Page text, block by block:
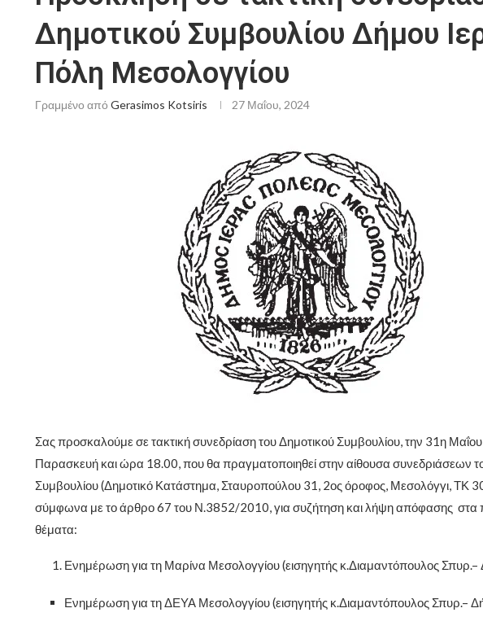
Δημοτικού Συμβουλίου Δήμου
Πόλη Μεσολογγίου
Γραμμένο από Gerasimos Kotsiris 27 Μαΐου, 2024
Σας προσκαλούμε σε τακτική συνεδρίαση του Δημοτικού Συμβουλίου, την 31η
Παρασκευή και ώρα 18.00, που θα πραγματοποιηθεί στην αίθουσα συνεδριάσεων
Συμβουλίου (Δημοτικό Κατάστημα, Σταυροπούλου 31, 2ος όροφος, Μεσολόγγι, ΤΚ
σύμφωνα με το άρθρο 67 του Ν.3852/2010, για συζήτηση και λήψη απόφασης
θέματα:
Ενημέρωση για τη Μαρίνα Μεσολογγίου (εισηγητής κ.Διαμαντόπουλος
Ενημέρωση για τη ΔΕΥΑ Μεσολογγίου (εισηγητής κ.Διαμαντόπουλος Σπυρ.–